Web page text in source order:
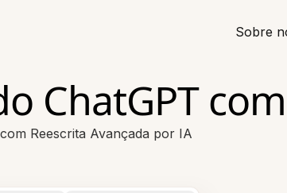
Sobre
ChatGPT
Reescrita Avançada por IA